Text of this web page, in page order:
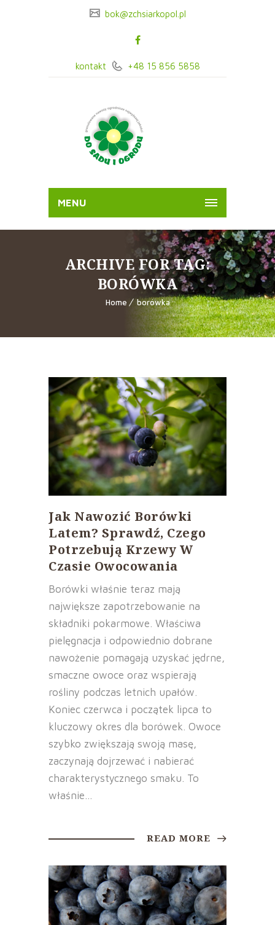
bok@zchsiarkopol.pl
kontakt +48 15 856 5858
MENU
ARCHIVE FOR TAG:
BORÓWKA
Home borówka
Jak Nawozić Borówki
Latem? Sprawdź, Czego
Potrzebują Krzewy W
Czasie Owocowania
Borówki właśnie teraz mają
największe zapotrzebowanie na
składniki pokarmowe. Właściwa
pielęgnacja i odpowiednio dobrane
nawożenie pomagają uzyskać jędrne,
smaczne owoce oraz wspierają
rośliny podczas letnich upałów.
Koniec czerwca i początek lipca to
kluczowy okres dla borówek. Owoce
szybko zwiększają swoją masę,
zaczynają dojrzewać i nabierać
charakterystycznego smaku. To
właśnie...
READ MORE